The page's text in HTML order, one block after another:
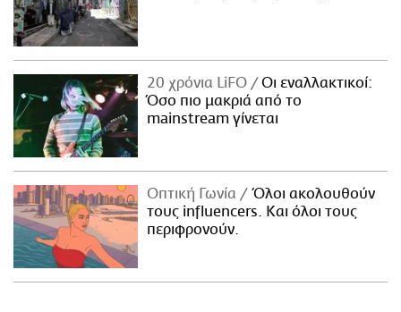
20 χρόνια LiFO
Οι εναλλακτικοί:
Όσο πιο μακριά από το
mainstream γίνεται
Οπτική Γωνία
Όλοι ακολουθούν
τους influencers. Και όλοι τους
περιφρονούν.